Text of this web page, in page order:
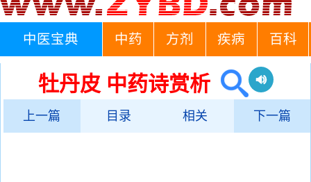
中医宝典 中药 方剂 疾病 百科
牡丹皮 中药诗赏析
上一篇 目录 相关 下一篇